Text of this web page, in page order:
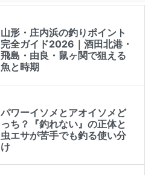
山形・庄内浜の釣りポイント
完全ガイド2026｜酒田北港・
飛島・由良・鼠ヶ関で狙える
魚と時期
パワーイソメとアオイソメど
っち？『釣れない』の正体と
虫エサが苦手でも釣る使い分
け